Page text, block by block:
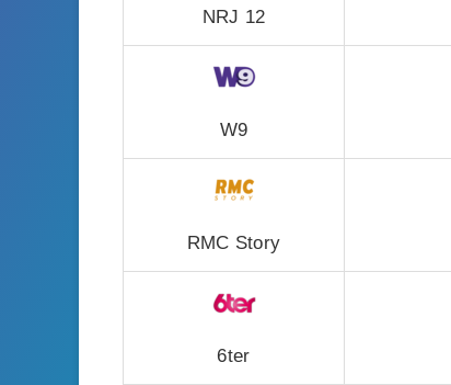
NRJ 12
W9
RMC Story
6ter